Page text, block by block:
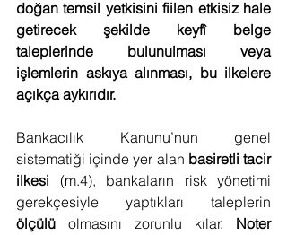
doğan temsil yetkisini fiilen etkisiz hale
getirecek şekilde keyfî belge
taleplerinde bulunulması veya
işlemlerin askıya alınması, bu ilkelere
açıkça aykırıdır.
Bankacılık Kanunu’nun genel
sistematiği içinde yer alan basiretli tacir
ilkesi (m.4), bankaların risk yönetimi
ölçülü olmasını zorunlu kılar. Noter